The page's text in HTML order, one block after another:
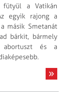
fütyül a Vatikán
egyik rajong a
másik Smetanát
bárkit, bármely
abortuszt és a